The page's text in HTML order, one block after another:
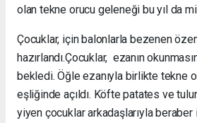
olan tekne orucu geleneği bu yıl da
Çocuklar, için balonlarla bezenen
hazırlandı.Çocuklar, ezanın
bekledi. Öğle ezanıyla birlikte tekne
eşliğinde açıldı. Köfte patates ve
yiyen çocuklar arkadaşlarıyla beraber